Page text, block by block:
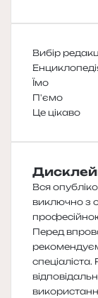
Вибір
Їмо
П'ємо
Це цікаво
Вся
виключно з
Перед